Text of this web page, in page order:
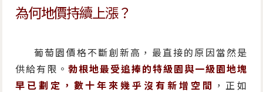
為何地價持續上漲？
葡萄園價格不斷創新高，最直接的原因當然是
供給有限。勃根地最受追捧的特級園與一級園地塊
早已劃定，數十年來幾乎沒有新增空間 ，正如